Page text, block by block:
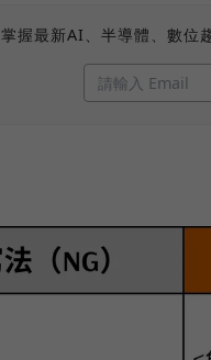
掌握最新AI、半導體、數位